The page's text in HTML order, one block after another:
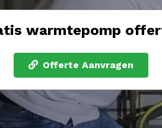
warmtepomp
Offerte Aanvragen